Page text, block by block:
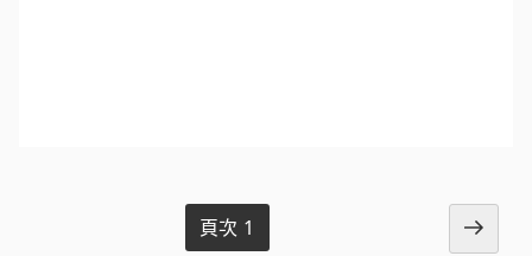
頁次 1 下